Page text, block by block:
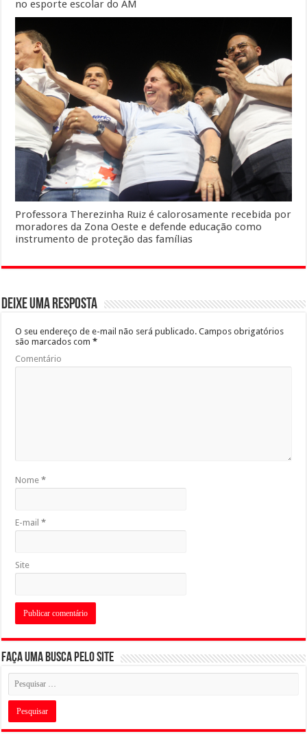
no esporte escolar do AM
Professora Therezinha Ruiz é calorosamente recebida por
moradores da Zona Oeste e defende educação como
instrumento de proteção das famílias
Deixe uma resposta
O seu endereço de e-mail não será publicado. Campos obrigatórios
são marcados com*
Comentário
Nome*
E-mail*
Site
Faça uma busca pelo Site